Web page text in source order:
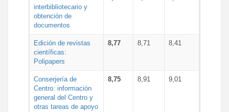
interbibliotecario y
obtención de
documentos
Edición de revistas
científicas:
Polipapers
8,77 8,71 8,41
Conserjería de
Centro: información
general del Centro y
otras tareas de apoyo
8,75 8,91 9,01